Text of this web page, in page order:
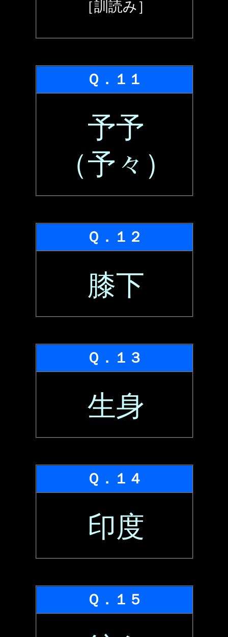
［訓読み］
Ｑ．１１
予予
（予々）
Ｑ．１２
膝下
Ｑ．１３
生身
Ｑ．１４
印度
Ｑ．１５